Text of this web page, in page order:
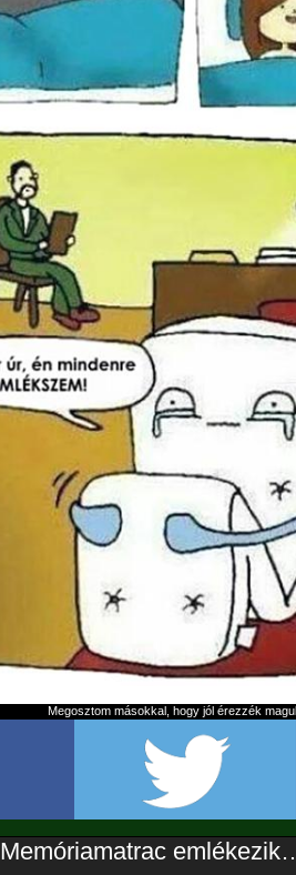
Megosztom másokkal, hogy jól érezzék
Memóriamatrac